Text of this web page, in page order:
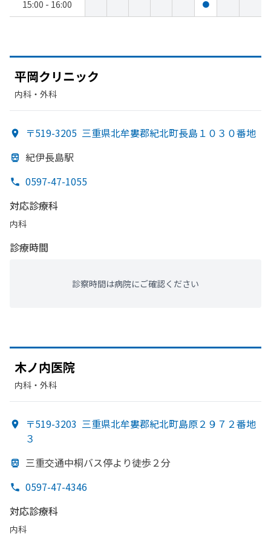
15:00 - 16:00 ●
平岡クリニック
内科・​外科
〒519-3205 三重県北牟婁郡紀北町長島１０３０番地
紀伊長島駅
0597-47-1055
対応診療科
内科
診療時間
診察時間は病院にご確認ください
木ノ内医院
内科・​外科
〒519-3203 三重県北牟婁郡紀北町島原２９７２番地
３
三重交通中桐バス停より徒歩２分
0597-47-4346
対応診療科
内科